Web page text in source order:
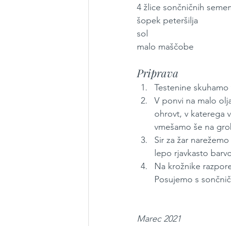
4 žlice sončničnih
šopek peteršilja
sol
malo maščobe
Priprava
Testenine
V ponvi na malo
ohrovt, v katerega
vmešamo še na
Sir za žar
lepo rjavkasto
Na krožnike
Posujemo s
Marec 2021